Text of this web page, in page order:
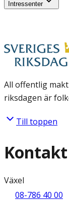
Intressenter
All offentlig
riksdagen är
Till toppen
Kontakt
Växel
08-786 40 00